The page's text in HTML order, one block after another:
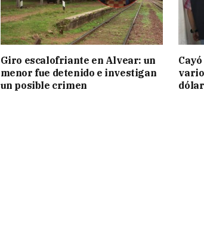
Giro escalofriante en Alvear: un
menor fue detenido e investigan
un posible crimen